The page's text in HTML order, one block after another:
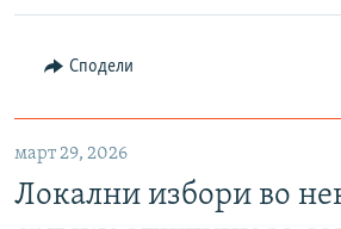
Сподели
март 29, 2026
Локални избори во